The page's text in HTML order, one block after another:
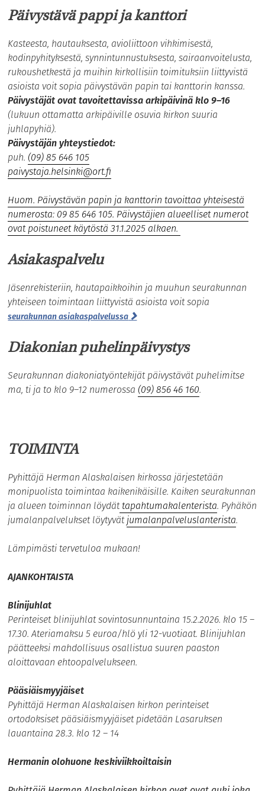
Päivystävä pappi ja kanttori
Kasteesta, hautauksesta, avioliittoon vihkimisestä,
kodinpyhityksestä, synnintunnustuksesta, sairaanvoitelusta,
rukoushetkestä ja muihin kirkollisiin toimituksiin liittyvistä
asioista voit sopia päivystävän papin tai kanttorin kanssa.
Päivystäjät ovat tavoitettavissa arkipäivinä klo 9–16
(lukuun ottamatta arkipäiville osuvia kirkon suuria
juhlapyhiä).
Päivystäjän yhteystiedot:
puh. (09) 85 646 105
paivystaja.helsinki@ort.fi
Huom. Päivystävän papin ja kanttorin tavoittaa yhteisestä
numerosta: 09 85 646 105. Päivystäjien alueelliset numerot
ovat poistuneet käytöstä 31.1.2025 alkaen.
Asiakaspalvelu
Jäsenrekisteriin, hautapaikkoihin ja muuhun seurakunnan
yhteiseen toimintaan liittyvistä asioista voit sopia
seurakunnan asiakaspalvelussa
Diakonian puhelinpäivystys
Seurakunnan diakoniatyöntekijät päivystävät puhelimitse
ma, ti ja to klo 9–12 numerossa (09) 856 46 160.
TOIMINTA
Pyhittäjä Herman Alaskalaisen kirkossa järjestetään
monipuolista toimintaa kaikenikäisille. Kaiken seurakunnan
ja alueen toiminnan löydättapahtumakalenterista. Pyhäkön
jumalanpalvelukset löytyvätjumalanpalveluslanterista.
Lämpimästi tervetuloa mukaan!
AJANKOHTAISTA
Blinijuhlat
Perinteiset blinijuhlat sovintosunnuntaina 15.2.2026. klo 15 –
17.30. Ateriamaksu 5 euroa/hlö yli 12-vuotiaat. Blinijuhlan
päätteeksi mahdollisuus osallistua suuren paaston
aloittavaan ehtoopalvelukseen.
Pääsiäismyyjäiset
Pyhittäjä Herman Alaskalaisen kirkon perinteiset
ortodoksiset pääsiäismyyjäiset pidetään Lasaruksen
lauantaina 28.3. klo 12 – 14
Hermanin olohuone keskiviikkoiltaisin